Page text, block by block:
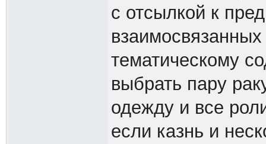
с отсылкой к
тематическому
выбрать пару
одежду и все
если казнь и